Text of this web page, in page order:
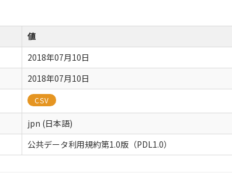
値
2018年07月10日
2018年07月10日
CSV
jpn (日本語)
公共データ利用規約第1.0版（PDL1.0）